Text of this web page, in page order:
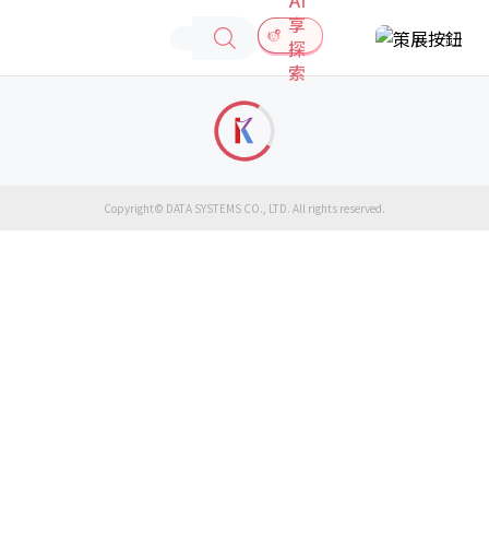
享
探
索
Copyright© DATA SYSTEMS CO., LTD. All rights reserved.